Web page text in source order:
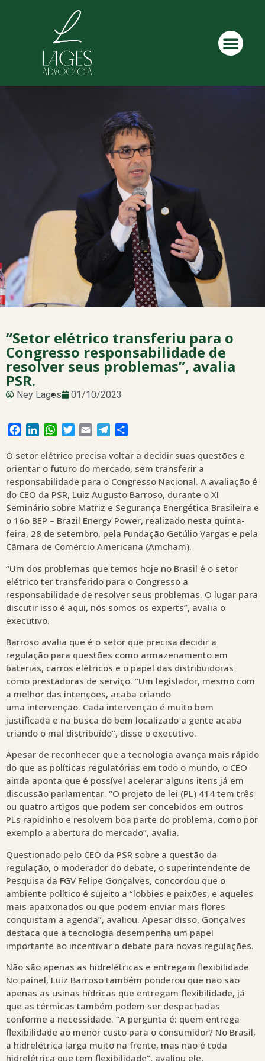
“Setor elétrico transferiu para o
Congresso responsabilidade de
resolver seus problemas”, avalia
PSR.
Ney Lages 01/10/2023
Facebook
LinkedInWhatsApp
Twitter
Email Telegram
O setor elétrico precisa voltar a decidir suas questões e
orientar o futuro do mercado, sem transferir a
responsabilidade para o Congresso Nacional. A avaliação é
do CEO da PSR, Luiz Augusto Barroso, durante o XI
Seminário sobre Matriz e Segurança Energética Brasileira e
o 16o BEP – Brazil Energy Power, realizado nesta quinta-
feira, 28 de setembro, pela Fundação Getúlio Vargas e pela
Câmara de Comércio Americana (Amcham).
“Um dos problemas que temos hoje no Brasil é o setor
elétrico ter transferido para o Congresso a
responsabilidade de resolver seus problemas. O lugar para
discutir isso é aqui, nós somos os experts”, avalia o
executivo.
Barroso avalia que é o setor que precisa decidir a
regulação para questões como armazenamento em
baterias, carros elétricos e o papel das distribuidoras
como prestadoras de serviço. “Um legislador, mesmo com
a melhor das intenções, acaba criando
uma intervenção. Cada intervenção é muito bem
justificada e na busca do bem localizado a gente acaba
criando o mal distribuído”, disse o executivo.
Apesar de reconhecer que a tecnologia avança mais rápido
do que as políticas regulatórias em todo o mundo, o CEO
ainda aponta que é possível acelerar alguns itens já em
discussão parlamentar. “O projeto de lei (PL) 414 tem três
ou quatro artigos que podem ser concebidos em outros
PLs rapidinho e resolvem boa parte do problema, como por
exemplo a abertura do mercado”, avalia.
Questionado pelo CEO da PSR sobre a questão da
regulação, o moderador do debate, o superintendente de
Pesquisa da FGV Felipe Gonçalves, concordou que o
ambiente político é sujeito a “lobbies e paixões, e aqueles
mais apaixonados ou que podem enviar mais flores
conquistam a agenda”, avaliou. Apesar disso, Gonçalves
destaca que a tecnologia desempenha um papel
importante ao incentivar o debate para novas regulações.
Não são apenas as hidrelétricas e entregam flexibilidade
No painel, Luiz Barroso também ponderou que não são
apenas as usinas hídricas que entregam flexibilidade, já
que as térmicas também podem ser despachadas
conforme a necessidade. “A pergunta é: quem entrega
flexibilidade ao menor custo para o consumidor? No Brasil,
a hidrelétrica larga muito na frente, mas não é toda
hidrelétrica que tem flexibilidade”, avaliou ele,